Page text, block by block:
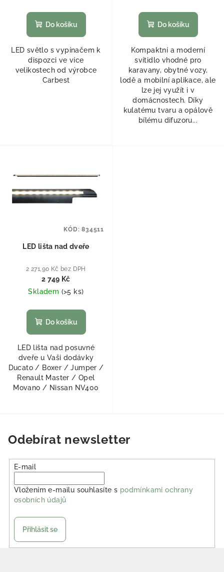
Do košíku
LED světlo s vypínačem k
dispozci ve více
velikostech od výrobce
Carbest
Do košíku
Kompaktní a moderní
svítidlo vhodné pro
karavany, obytné vozy,
lodě a mobilní aplikace, ale
lze jej využít i v
domácnostech. Díky
kulatému tvaru a opálově
bílému difuzoru...
LED lišta nad dveře
2 271,90 Kč bez DPH
2 749 Kč
Skladem (>5 ks)
Do košíku
LED lišta nad posuvné
dveře u Vaši dodávky
Ducato / Boxer / Jumper /
Renault Master / Opel
Movano / Nissan NV400
KÓD:834511
Odebírat newsletter
E-mail
Vložením e-mailu souhlasíte s podmínkami ochrany
osobních údajů
Přihlásit se